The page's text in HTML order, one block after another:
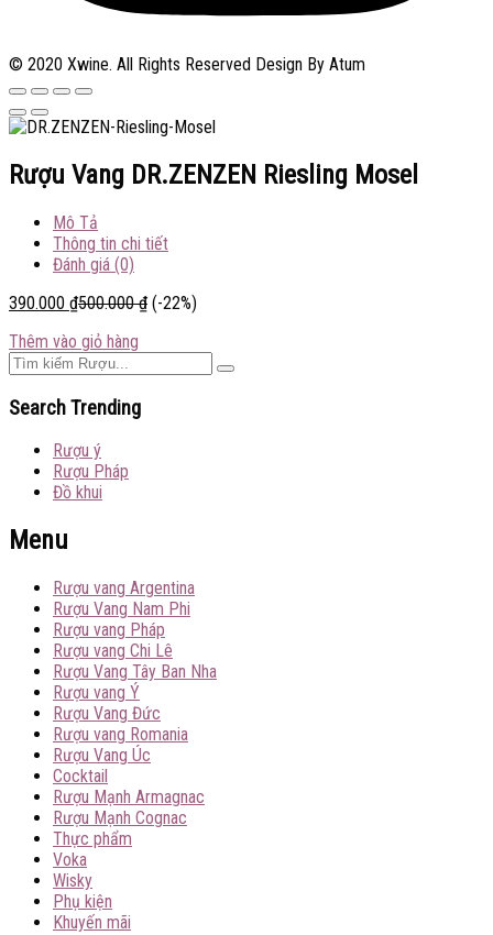
© 2020 Xwine. All Rights Reserved Design By Atum
Rượu Vang DR.ZENZEN Riesling Mosel
Mô Tả
Thông tin chi tiết
Đánh giá (0)
390.000 ₫500.000₫ (-22%)
Thêm vào giỏ hàng
Search Trending
Rượu ý
Rượu Pháp
Đồ khui
Menu
Rượu vang Argentina
Rượu Vang Nam Phi
Rượu vang Pháp
Rượu vang Chi Lê
Rượu Vang Tây Ban Nha
Rượu vang Ý
Rượu Vang Đức
Rượu vang Romania
Rượu Vang Úc
Cocktail
Rượu Mạnh Armagnac
Rượu Mạnh Cognac
Thực phẩm
Voka
Wisky
Phụ kiện
Khuyến mãi